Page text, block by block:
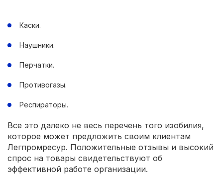
Каски.
Наушники.
Перчатки.
Противогазы.
Респираторы.
Все это далеко не весь перечень того изобилия,
которое может предложить своим клиентам
Легпромресур. Положительные отзывы и высокий
спрос на товары свидетельствуют об
эффективной работе организации.